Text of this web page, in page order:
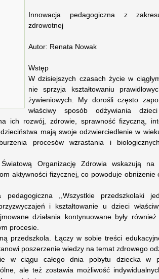
Innowacja pedagogiczna z
zdrowotnej
Autor: Renata Nowak
Wstęp
W dzisiejszych czasach życie w
nie sprzyja kształtowaniu
żywieniowych. My dorośli często
właściwy sposób odżywiania
ich rozwój, zdrowie, sprawność fizyczną,
mają swoje odzwierciedlenie w
procesów wzrastania i
Organizację Zdrowia wskazują na
aktywności fizycznej, co powoduje obniżenie
pedagogiczna ,,Wszystkie przedszkolaki
i kształtowanie u dzieci
działania kontynuowane były
procesie.
przedszkola. Łączy w sobie treści
poszerzenie wiedzy na temat zdrowego
w ciągu całego dnia pobytu dziecka w
ale też zostawia możliwość